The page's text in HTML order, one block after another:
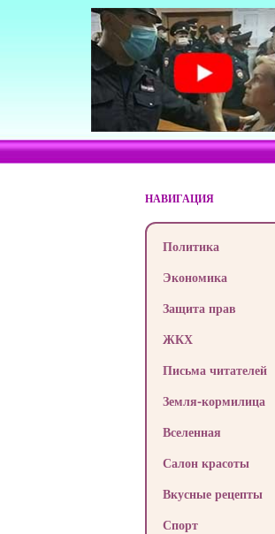
НАВИГАЦИЯ
Политика
Экономика
Защита прав
ЖКХ
Письма читателей
Земля-кормилица
Вселенная
Салон красоты
Вкусные рецепты
Спорт